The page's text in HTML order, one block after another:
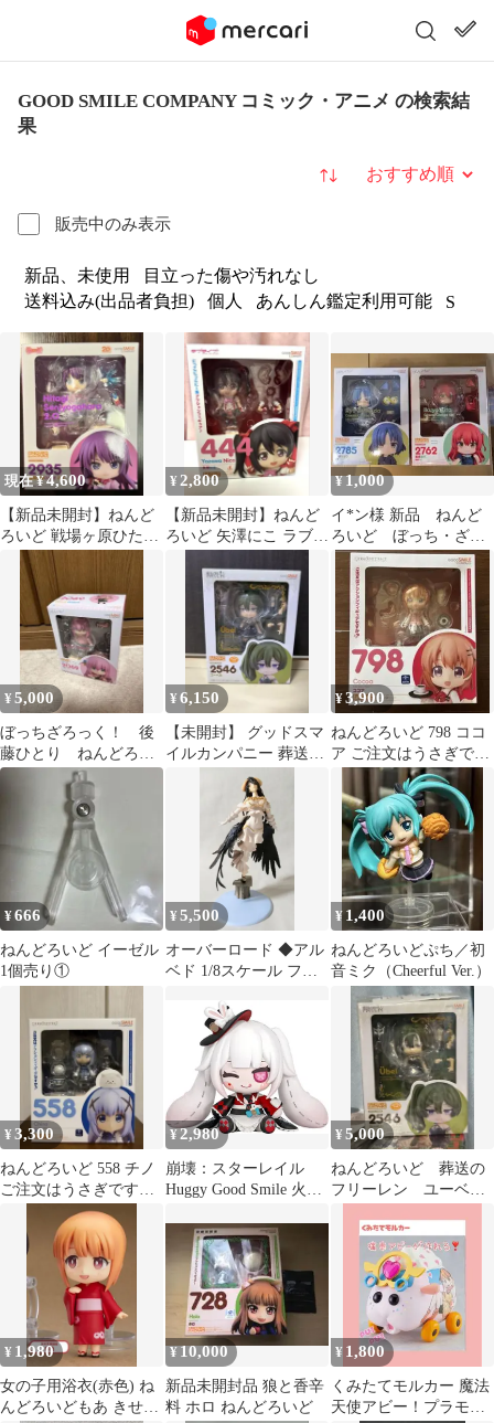
GOOD SMILE COMPANY コミック・アニメ の検索結
果
販売中のみ表示
並び替え
新品、未使用
目立った傷や汚れなし
送料込み(出品者負担)
個人 あんしん鑑定利用可能 S
現在 ¥4,600
【新品未開封】ねんど
ろいど 戦場ヶ原ひたぎ
2.0 物語シリーズ
¥ 2,800
【新品未開封】ねんど
ろいど 矢澤にこ ラブラ
¥1,000
イ*ン様 新品 ねんど
ろいど ぼっち・ざ・
ろっく! 喜多郁代 山田
リョウ
¥5,000
ぼっちざろっく！ 後
藤ひとり ねんどろい
ど 2069
¥6,150
【未開封】 グッドスマ
イルカンパニー 葬送の
フリーレン ねんどろい
ど ユーベル
¥3,900
ねんどろいど 798 ココ
ア ご注文はうさぎです
¥666
ねんどろいど イーゼル
1個売り①
¥5,500
オーバーロード ◆アル
ベド 1/8スケール フィ
¥ 1,400
ねんどろいどぷち／初
音ミク（Cheerful Ver.）
¥3,300
ねんどろいど 558 チノ
ご注文はうさぎです
¥2,980
崩壊：スターレイル
Huggy Good Smile 火花
¥5,000
ねんどろいど 葬送の
フリーレン ユーベ
¥ 1,980
女の子用浴衣(赤色) ね
んどろいどもあ きせか
¥10,000
新品未開封品 狼と香辛
料 ホロ ねんどろいど
¥ 1,800
くみたてモルカー 魔法
天使アビー！プラモデ